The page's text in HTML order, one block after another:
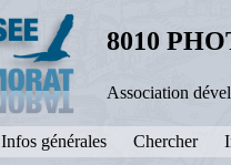
8010
Association
Infos générales Chercher